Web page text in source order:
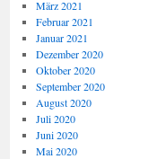
März 2021
Februar 2021
Januar 2021
Dezember 2020
Oktober 2020
September 2020
August 2020
Juli 2020
Juni 2020
Mai 2020